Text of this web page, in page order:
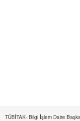
TÜBİTAK- Bilgi İşlem Daire